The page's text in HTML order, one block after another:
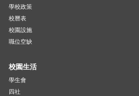
學校政策
校曆表
校園設施
職位空缺
校園生活
學生會
四社